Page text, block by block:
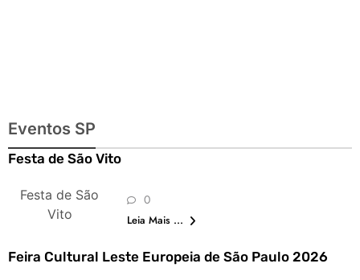
Eventos SP
Festa de São Vito
Festa de São
Vito
0
Leia Mais ...
Feira Cultural Leste Europeia de São Paulo 2026